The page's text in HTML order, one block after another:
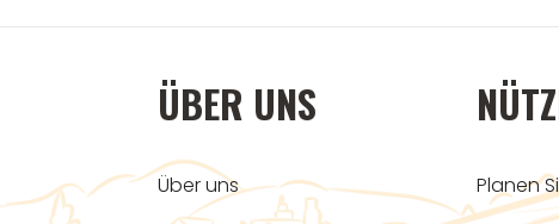
ÜBER UNS
Über uns
Planen